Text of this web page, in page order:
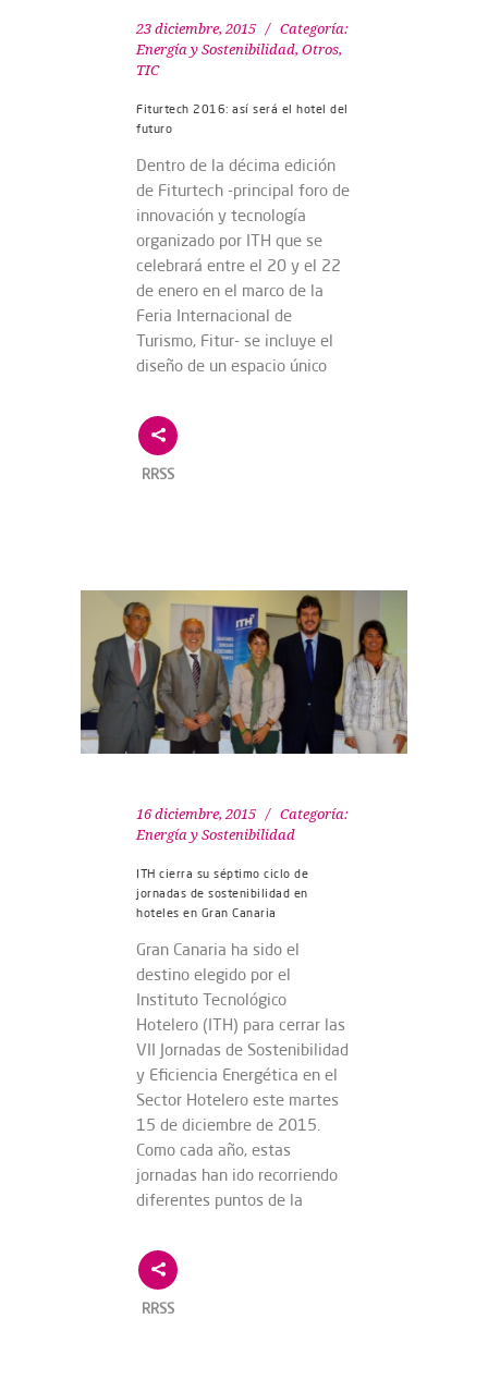
23 diciembre, 2015
Categoría:
Energía y Sostenibilidad, Otros,
TIC
Fiturtech 2016: así será el hotel del
futuro
Dentro de la décima edición
de Fiturtech -principal foro de
innovación y tecnología
organizado por ITH que se
celebrará entre el 20 y el 22
de enero en el marco de la
Feria Internacional de
Turismo, Fitur- se incluye el
diseño de un espacio único
RRSS
16 diciembre, 2015
Categoría:
Energía y Sostenibilidad
ITH cierra su séptimo ciclo de
jornadas de sostenibilidad en
hoteles en Gran Canaria
Gran Canaria ha sido el
destino elegido por el
Instituto Tecnológico
Hotelero (ITH) para cerrar las
VII Jornadas de Sostenibilidad
y Eficiencia Energética en el
Sector Hotelero este martes
15 de diciembre de 2015.
Como cada año, estas
jornadas han ido recorriendo
diferentes puntos de la
RRSS